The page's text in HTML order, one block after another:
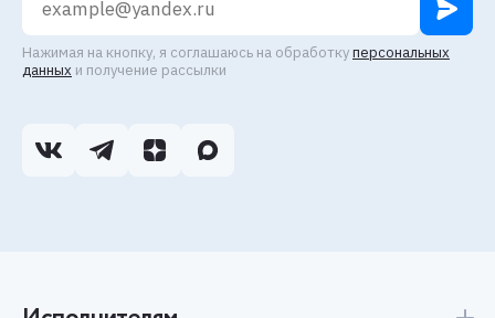
Нажимая на кнопку, я соглашаюсь на обработкуперсональных
данных и получение рассылки